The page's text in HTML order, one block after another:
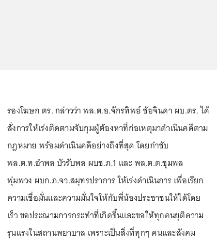
รองโฆษก ตร. กล่าวว่า พล.ต.อ.จักรทิพย์ ชัยจินดา ผบ.ตร. ได้
สั่งการให้เร่งติดตามจับกุมผู้ต้องหาที่ก่อเหตุมาดำเนินคดีตาม
กฎหมาย พร้อมดำเนินคดีอย่างถึงที่สุด โดยกำชับ
พล.ต.ท.อำพล บัวรับพล ผบช.ภ.1 และ พล.ต.ต.ชุมพล
พุ่มพวง ผบก.ภ.จว.สมุทรปราการ ให้เร่งดำเนินการ เพื่อเรียก
ความเชื่อมั่นและความมั่นใจให้กับพี่น้องประชาชนให้ได้โดย
เร็ว ขอประณามการกระทำที่เกิดขึ้นและขอให้ทุกคนยุติความ
รุนแรงในสถานพยาบาล เพราะเป็นสิ่งที่ทุกๆ คนและสังคม